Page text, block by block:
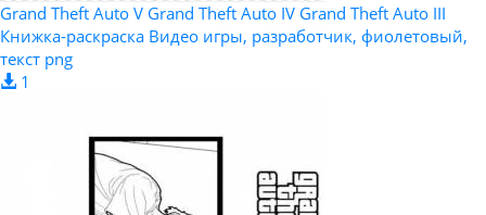
Grand Theft Auto V Grand Theft Auto IV Grand Theft Auto III
Книжка-раскраска Видео игры, разработчик, фиолетовый,
текст png
1